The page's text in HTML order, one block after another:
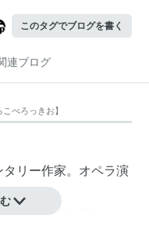
このタグでブログを書く
連ブログ
こべろっきお】
リー作家。オペラ演
」「中国は近い」